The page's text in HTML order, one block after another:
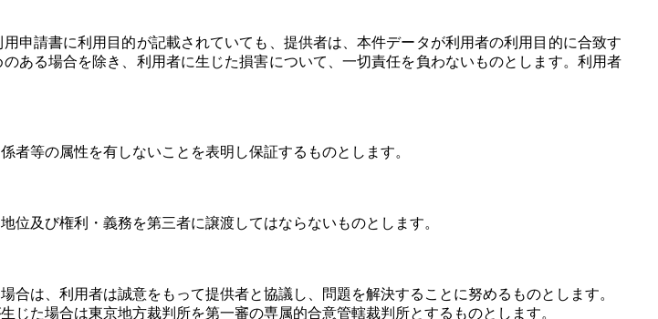
申請書に利用目的が記載されていても、提供者は、本件データが利用者の利用目的に合致す
ある場合を除き、利用者に生じた損害について、一切責任を負わないものとします。利用者
等の属性を有しないことを表明し保証するものとします。
及び権利・義務を第三者に譲渡してはならないものとします。
は、利用者は誠意をもって提供者と協議し、問題を解決することに努めるものとします。
た場合は東京地方裁判所を第一審の専属的合意管轄裁判所とするものとします。